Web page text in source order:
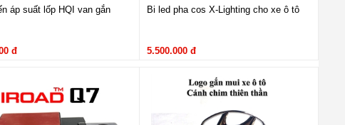
áp suất lốp HQI van gắn
đ
Bi led pha cos X-Lighting cho xe ô tô
5.500.000 đ